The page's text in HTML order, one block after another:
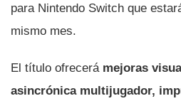
para Nintendo Switch que
mismo mes.
El tí­tulo ofrecerá mejoras
asincrónica multijugador,